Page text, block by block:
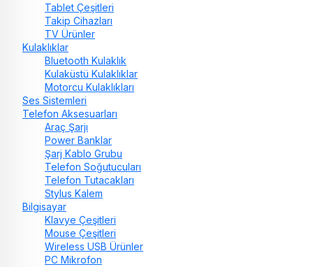
Tablet Çeşitleri
Takip Cihazları
TV Ürünler
Kulaklıklar
Bluetooth Kulaklık
Kulaküstü Kulaklıklar
Motorcu Kulaklıkları
Ses Sistemleri
Telefon Aksesuarları
Araç Şarjı
Power Banklar
Şarj Kablo Grubu
Telefon Soğutucuları
Telefon Tutacakları
Stylus Kalem
Bilgisayar
Klavye Çeşitleri
Mouse Çeşitleri
Wireless USB Ürünler
PC Mikrofon